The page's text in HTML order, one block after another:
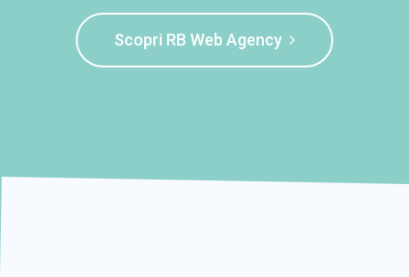
Scopri RB Web Agency